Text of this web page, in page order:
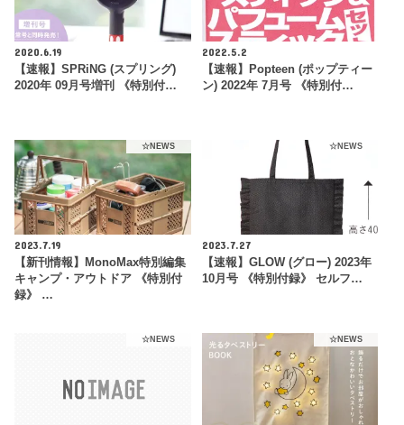
2020.6.19
【速報】SPRiNG (スプリング)
2020年 09月号増刊 《特別付…
2022.5.2
【速報】Popteen (ポップティー
ン) 2022年 7月号 《特別付…
☆NEWS
2023.7.19
【新刊情報】MonoMax特別編集
キャンプ・アウトドア 《特別付
録》 …
☆NEWS
2023.7.27
【速報】GLOW (グロー) 2023年
10月号 《特別付録》 セルフ…
☆NEWS ☆NEWS